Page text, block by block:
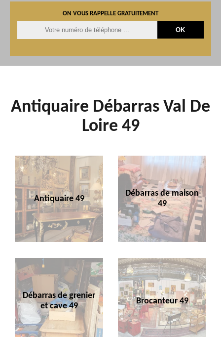
ON VOUS RAPPELLE GRATUITEMENT
Antiquaire Débarras Val De
Loire 49
Antiquaire 49
Débarras de maison
49
Débarras de grenier
et cave 49
Brocanteur 49